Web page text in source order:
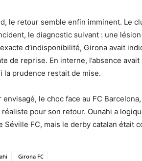
le retour semble enfin imminent. Le
le diagnostic suivant : une
d’indisponibilité, Girona avait
de reprise. En interne, l’absence
la prudence restait de mise.
le choc face au FC
pour son retour. Ounahi a
Séville FC, mais le derby catalan était
Girona FC